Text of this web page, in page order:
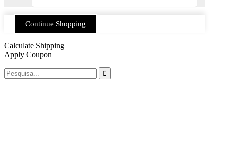
Continue Shopping
Calculate Shipping
Apply Coupon